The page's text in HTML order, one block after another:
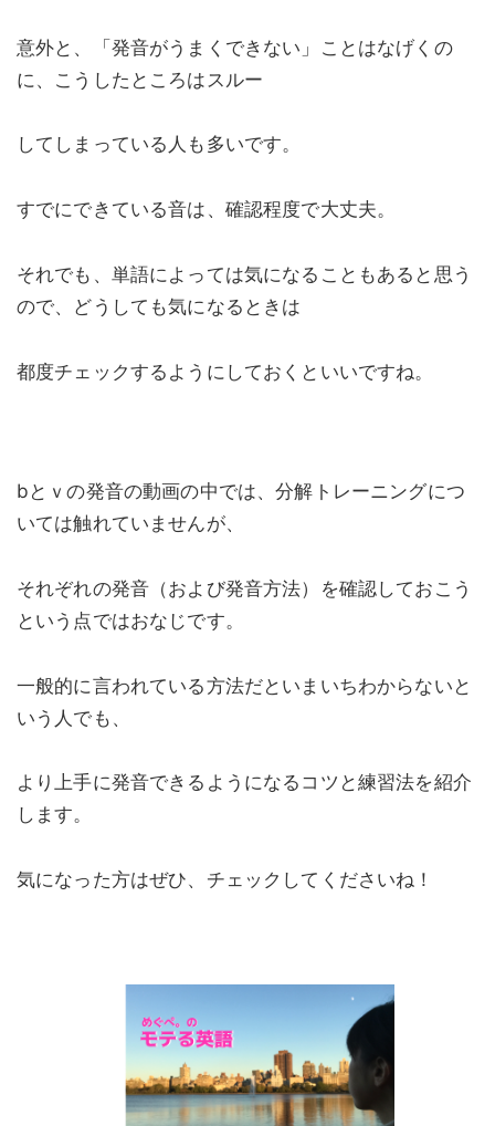
意外と、「発音がうまくできない」ことはなげくの
に、こうしたところはスルー
してしまっている人も多いです。
すでにできている音は、確認程度で大丈夫。
それでも、単語によっては気になることもあると思う
ので、どうしても気になるときは
都度チェックするようにしておくといいですね。
bとｖの発音の動画の中では、分解トレーニングにつ
いては触れていませんが、
それぞれの発音（および発音方法）を確認しておこう
という点ではおなじです。
一般的に言われている方法だといまいちわからないと
いう人でも、
より上手に発音できるようになるコツと練習法を紹介
します。
気になった方はぜひ、チェックしてくださいね！